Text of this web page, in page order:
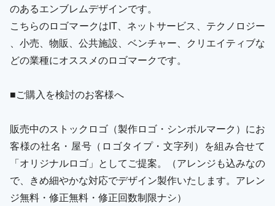
のあるエンブレムデザインです。
こちらのロゴマークはIT、ネットサービス、テクノロジー
、小売、物販、公共施設、ベンチャー、クリエイティブな
どの業種にオススメのロゴマークです。
■ご購入を検討のお客様へ
販売中のストックロゴ（製作ロゴ・シンボルマーク）にお
客様の社名・屋号（ロゴタイプ・文字列）を組み合せて
「オリジナルロゴ」としてご提案。（アレンジも込みなの
で、きめ細やかな対応でデザイン製作いたします。アレン
ジ無料・修正無料・修正回数制限ナシ）